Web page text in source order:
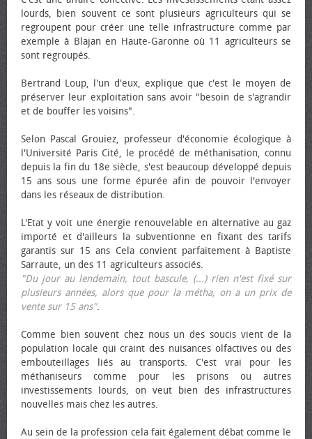
lourds, bien souvent ce sont plusieurs agriculteurs qui se
regroupent pour créer une telle infrastructure comme par
exemple à Blajan en Haute-Garonne où 11 agriculteurs se
sont regroupés.
Bertrand Loup, l'un d'eux, explique que c'est le moyen de
préserver leur exploitation sans avoir "besoin de s'agrandir
et de bouffer les voisins".
Selon Pascal Grouiez, professeur d'économie écologique à
l'Université Paris Cité, le procédé de méthanisation, connu
depuis la fin du 18e siècle, s'est beaucoup développé depuis
15 ans sous une forme épurée afin de pouvoir l'envoyer
dans les réseaux de distribution.
L'Etat y voit une énergie renouvelable en alternative au gaz
importé et d'ailleurs la subventionne en fixant des tarifs
garantis sur 15 ans Cela convient parfaitement à Baptiste
Sarraute, un des 11 agriculteurs associés.
"Du jour au lendemain, tout bascule, (...) rien n'est fixé sur
plusieurs années, alors que pour la métha, on a un prix de
vente sur 15 ans".
Comme bien souvent chez nous un des soucis vient de la
population locale qui craint des nuisances olfactives ou des
embouteillages liés au transports. C'est vrai pour les
méthaniseurs comme pour les prisons ou autres
investissements lourds, on veut bien des infrastructures
nouvelles mais chez les autres.
Au sein de la profession cela fait également débat comme le